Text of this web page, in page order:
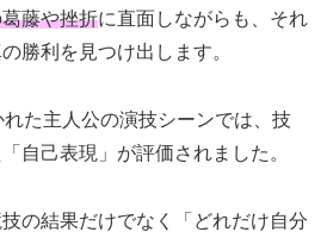
藤や挫折に直面しながらも、それ
勝利を見つけ出します。
た主人公の演技シーンでは、技
自己表現」が評価されました。
の結果だけでなく「どれだけ自分